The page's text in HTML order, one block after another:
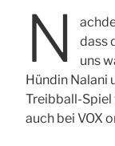
N
dass
uns
Hündin Nalani
Treibball-Spiel
auch bei VOX